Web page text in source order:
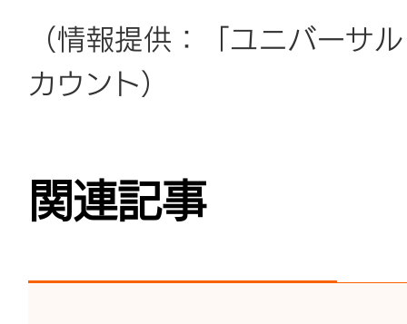
（情報提供：「ユニバーサ
カウント）
関連記事